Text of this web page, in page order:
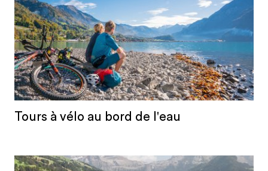
Tours à vélo au bord de l'eau